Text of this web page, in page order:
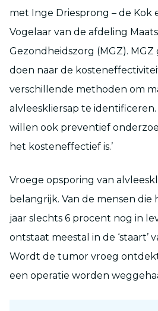
met Inge Driesprong – de Kok
Vogelaar van de afdeling
Gezondheidszorg (MGZ).
doen naar de
verschillende methoden om
alvleeskliersap te identificeren.
willen ook preventief
het kosteneffectief is.’
Vroege opsporing van
belangrijk. Van de mensen die
jaar slechts 6 procent nog in
ontstaat meestal in de ‘staart’
Wordt de tumor vroeg
een operatie worden